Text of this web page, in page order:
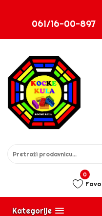
061/16-00-897
0
Kategorije